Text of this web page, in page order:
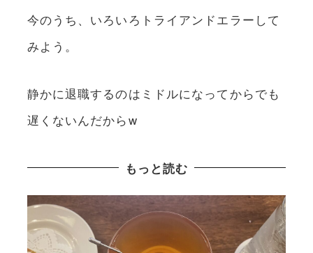
今のうち、いろいろトライアンドエラーして
みよう。
静かに退職するのはミドルになってからでも
遅くないんだからw
もっと読む